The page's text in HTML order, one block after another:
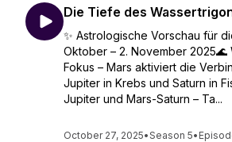
Die Tiefe des
✨ Astrologische Vorschau für
Oktober – 2. November 2025🌊
Fokus – Mars aktiviert die
Jupiter in Krebs und Saturn in
Jupiter und Mars-Saturn – Ta...
October 27, 2025•Season 5•